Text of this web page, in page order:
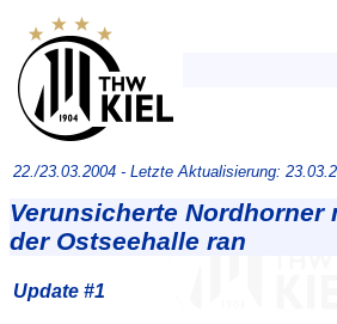
22./23.03.2004 - Letzte Aktualisierung:
Verunsicherte
der Ostseehalle ran
Update #1